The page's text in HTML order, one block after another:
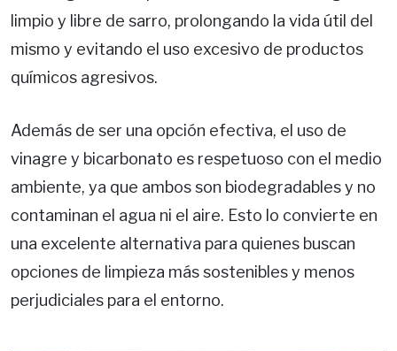
limpio y libre de sarro, prolongando la vida útil del
mismo y evitando el uso excesivo de productos
químicos agresivos.
Además de ser una opción efectiva, el uso de
vinagre y bicarbonato es respetuoso con el medio
ambiente, ya que ambos son biodegradables y no
contaminan el agua ni el aire. Esto lo convierte en
una excelente alternativa para quienes buscan
opciones de limpieza más sostenibles y menos
perjudiciales para el entorno.